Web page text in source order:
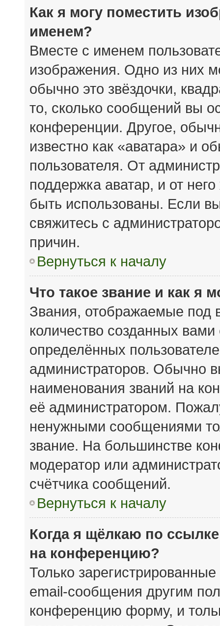
Как я могу поместить
именем?
Вместе с именем
изображения. Одно из них
обычно это звёздочки,
то, сколько сообщений вы
конференции. Другое,
известно как «аватара» и
пользователя. От
поддержка аватар, и от
быть использованы. Если
свяжитесь с
причин.
Вернуться к началу
Что такое звание и как я
Звания, отображаемые
количество созданных
определённых
администраторов. Обычно
наименования званий на
её администратором.
ненужными сообщениями
звание. На большинстве
модератор или
счётчика сообщений.
Вернуться к началу
Когда я щёлкаю по
на конференцию?
Только
email-сообщения другим
конференцию форму, и